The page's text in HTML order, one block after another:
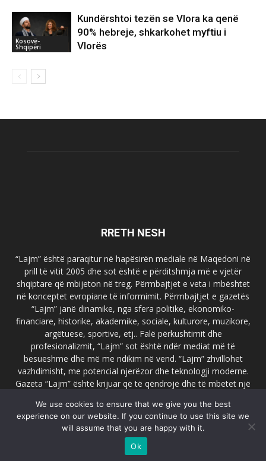
Kosovë-
Shqipëri
Kundërshtoi tezën se Vlora ka qenë
90% hebreje, shkarkohet myftiu i
Vlorës
RRETH NESH
“Lajm” është paraqitur në hapësirën mediale në Maqedoni në
prill të vitit 2005 dhe sot është e përditshmja më e vjetër
shqiptare që mbijeton në treg. Përmbajtjet e veta i mbështet
në konceptet evropiane të informimit. Përmbajtjet e gazetës
“Lajm” janë dinamike, nga sfera politike, ekonomiko-
financiare, historike, akademike, sociale, kulturore, muzikore,
argëtuese, sportive, etj.. Falë përkushtimit dhe
profesionalizmit, “Lajm” sot është ndër mediat më të
besueshme dhe më me ndikim në vend. “Lajm” zhvillohet
vazhdimisht, me potencial njerëzor dhe teknologji moderne.
Gazeta “Lajm” është krijuar që të qëndrojë dhe të mbetet një
faqja zyrtare e gazetës “Lajm”, www.lajmpress.org është një
ndër portalet më të njohur në Maqedoni.
lajm.sk@gmail.com
We use cookies to ensure that we give you the best
experience on our website. If you continue to use this site we
will assume that you are happy with it.
Ok